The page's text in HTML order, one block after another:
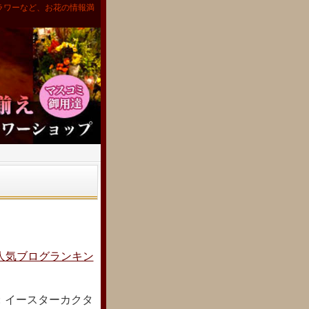
ーなど、お花の情報満
ブログランキン
ースターカクタ